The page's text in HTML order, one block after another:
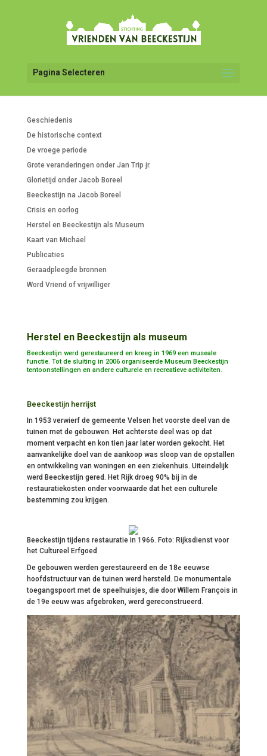
Pagina Selecteren
Geschiedenis
De historische context
De vroege periode
Grote veranderingen onder Jan Trip jr.
Glorietijd onder Jacob Boreel
Beeckestijn na Jacob Boreel
Crisis en oorlog
Herstel en Beeckestijn als Museum
Kaart van Michael
Publicaties
Geraadpleegde bronnen
Word Vriend of vrijwilliger
Herstel en Beeckestijn als museum
Beeckestijn werd gerestaureerd en kreeg in 1969 een museale
functie. Tot de sluiting in 2006 organiseerde Museum Beeckestijn
tentoonstellingen en andere culturele en recreatieve activiteiten.
Beeckestijn herrijst
In 1953 verwierf de gemeente Velsen het voorste deel van de
tuinen met de gebouwen. Het achterste deel was op dat
moment verpacht en kon tien jaar later worden gekocht. Het
aanvankelijke doel van de aankoop was sloop van de opstallen
en ontwikkeling van woningen en een ziekenhuis. Uiteindelijk
werd Beeckestijn gered. Het Rijk droeg 90% bij in de
restauratiekosten onder voorwaarde dat het een culturele
bestemming zou krijgen.
Beeckestijn tijdens restauratie in 1966. Foto: Rijksdienst voor
het Cultureel Erfgoed
De gebouwen werden gerestaureerd en de 18e eeuwse
hoofdstructuur van de tuinen werd hersteld. De monumentale
toegangspoort met de speelhuisjes, die door Willem François in
de 19e eeuw was afgebroken, werd gereconstrueerd.